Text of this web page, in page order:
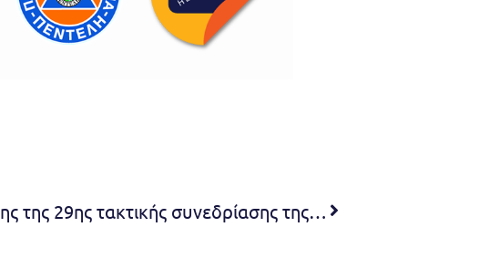
Πρόσκληση Σύγκλησης της 29ης τακτικής συνεδρίασης της Δημοτικής Επιτροπής.